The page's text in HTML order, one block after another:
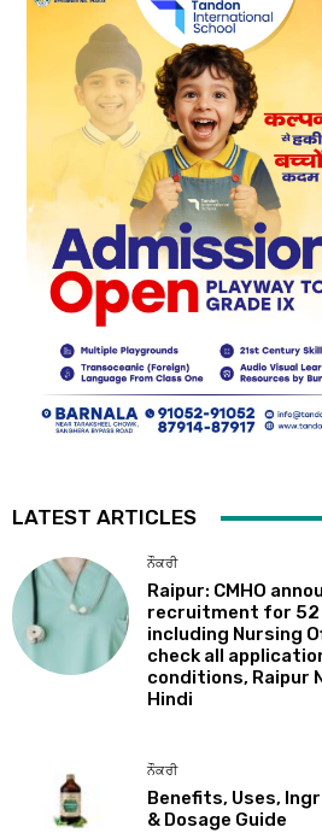
LATEST ARTICLES
ਨੌਕਰੀ
Raipur: CMHO
recruitment for 52
including Nursing
check all
conditions, Raipur
Hindi
ਨੌਕਰੀ
Benefits, Uses,
& Dosage Guide